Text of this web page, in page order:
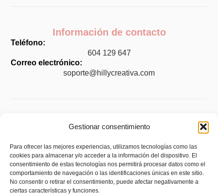
Gestionar consentimiento
Para ofrecer las mejores experiencias, utilizamos tecnologías como las
cookies para almacenar y/o acceder a la información del dispositivo. El
consentimiento de estas tecnologías nos permitirá procesar datos como el
comportamiento de navegación o las identificaciones únicas en este sitio.
No consentir o retirar el consentimiento, puede afectar negativamente a
ciertas características y funciones.
Información de contacto
Teléfono:
604 129 647
Correo electrónico:
soporte@hillycreativa.com
Política de privacidad
Política de cookies (UE)
Política de envíos y devoluciones